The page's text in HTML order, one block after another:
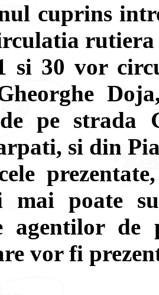
cuprins
rutiera
si 30 vor
pe strada
si din
mai poate
agentilor
vor fi